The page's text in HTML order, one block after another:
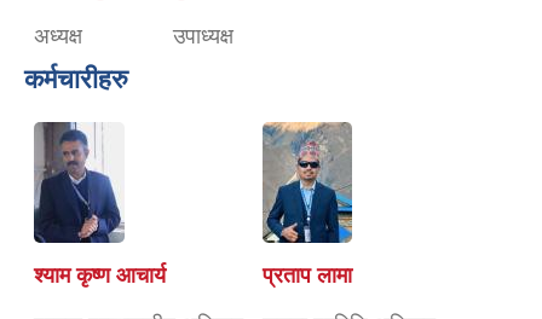
अध्यक्ष उपाध्यक्ष
कर्मचारीहरु
श्याम कृष्ण आचार्य प्रताप लामा